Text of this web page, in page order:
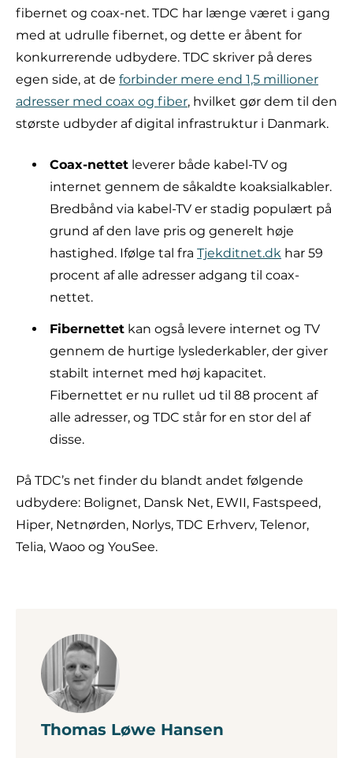
fibernet og coax-net. TDC har længe været i gang
med at udrulle fibernet, og dette er åbent for
konkurrerende udbydere. TDC skriver på deres
egen side, at de forbinder mere end 1,5 millioner
adresser med coax og fiber, hvilket gør dem til den
største udbyder af digital infrastruktur i Danmark.
Coax-nettet leverer både kabel-TV og
internet gennem de såkaldte koaksialkabler.
Bredbånd via kabel-TV er stadig populært på
grund af den lave pris og generelt høje
hastighed. Ifølge tal fra Tjekditnet.dk har 59
procent af alle adresser adgang til coax-
nettet.
Fibernettet kan også levere internet og TV
gennem de hurtige lyslederkabler, der giver
stabilt internet med høj kapacitet.
Fibernettet er nu rullet ud til 88 procent af
alle adresser, og TDC står for en stor del af
disse.
På TDC’s net finder du blandt andet følgende
udbydere: Bolignet, Dansk Net, EWII, Fastspeed,
Hiper, Netnørden, Norlys, TDC Erhverv, Telenor,
Telia, Waoo og YouSee.
Thomas Løwe Hansen